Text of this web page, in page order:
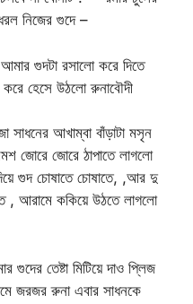
নিজের গুদে –
গুদটা রসালো করে দিতে
হেসে উঠলো রুনাবৌদী
সাধনের আখাম্বা বাঁড়াটা মসৃন
জোরে জোরে ঠাপাতে লাগলো
গুদ চোষাতে চোষাতে, ,আর দু
, আরামে ককিয়ে উঠতে লাগলো
তেষ্টা মিটিয়ে দাও প্লিজ
জরজর রুনা এবার সাধনকে